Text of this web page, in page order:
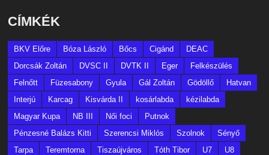
CÍMKÉK
BKV Előre Bóza László Bőcs Cigánd
DEAC
Dorcsák Zoltán
DVSC II DVTK II Eger
Felkészülés
Felnőtt
Füzesabony Gyula Gál Zoltán Gödöllő
Hatvan
Interjú
Karcag Kisvárda II kosárlabda
kézilabda
Magyar Kupa
NB III Női foci
Putnok
Pénzesné Balázs Kitti
Szerencsi Miklós Szolnok
Sényő
Tarpa
Teremtorna Tiszaújváros Tóth Tibor U7
U8